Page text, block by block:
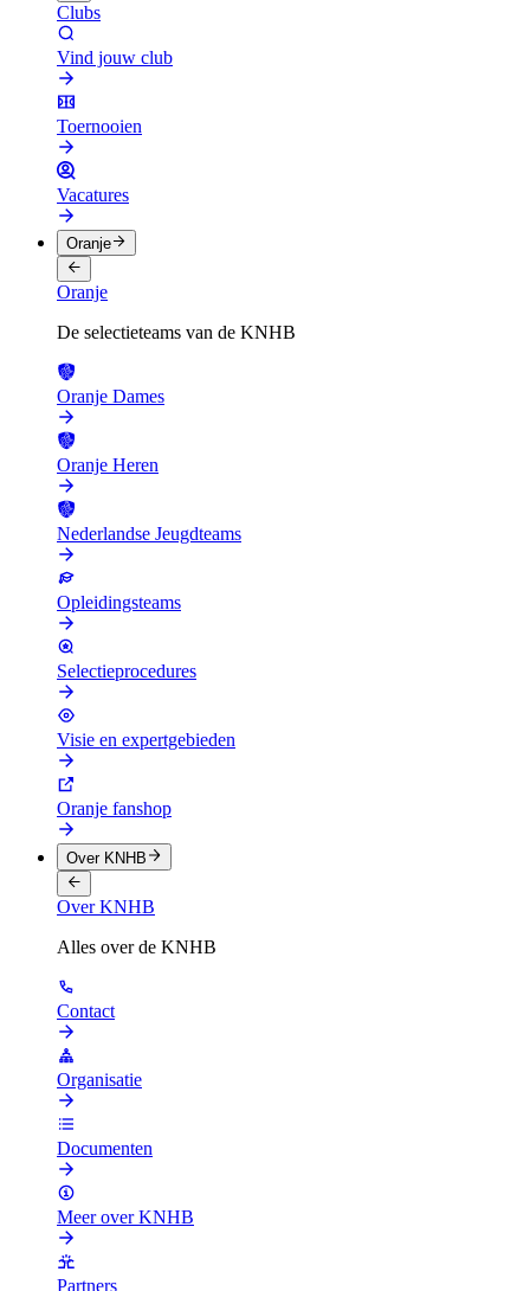
Clubs
Vind jouw club
Toernooien
Vacatures
Oranje
Oranje
De selectieteams van de KNHB
Oranje Dames
Oranje Heren
Nederlandse Jeugdteams
Opleidingsteams
Selectieprocedures
Visie en expertgebieden
Oranje fanshop
Over KNHB
Over KNHB
Alles over de KNHB
Contact
Organisatie
Documenten
Meer over KNHB
Partners